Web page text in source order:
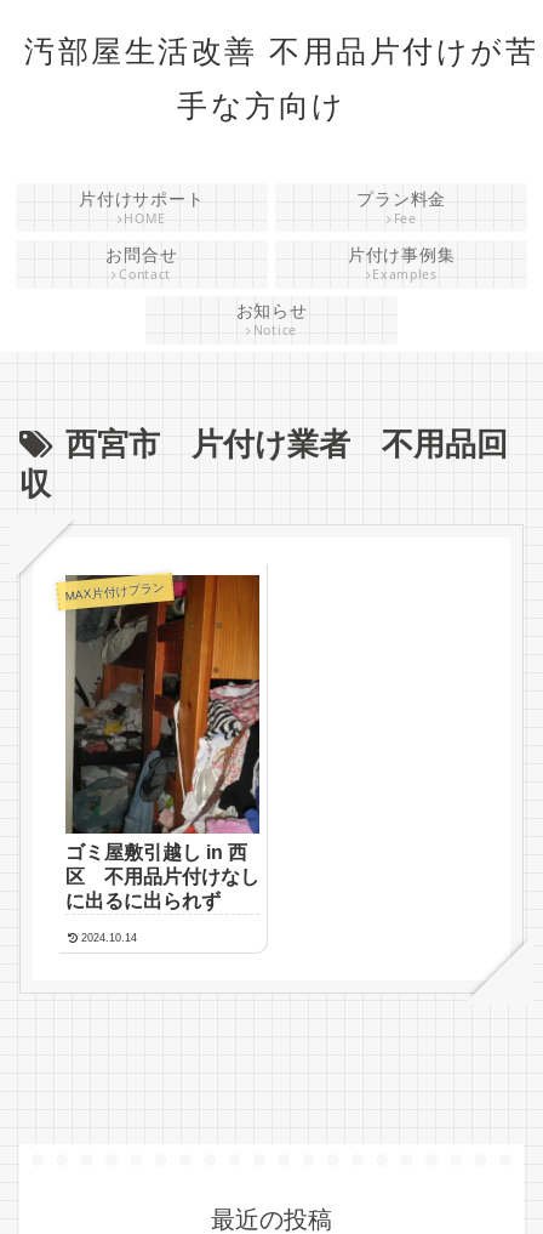
汚部屋生活改善 不用品片付けが苦
手な方向け
片付けサポート
HOME
プラン料金
Fee
お問合せ
Contact
片付け事例集
Examples
お知らせ
Notice
西宮市 片付け業者 不用品回
収
MAX片付けプラン
ゴミ屋敷引越し in 西
区 不用品片付けなし
に出るに出られず
2024.10.14
最近の投稿